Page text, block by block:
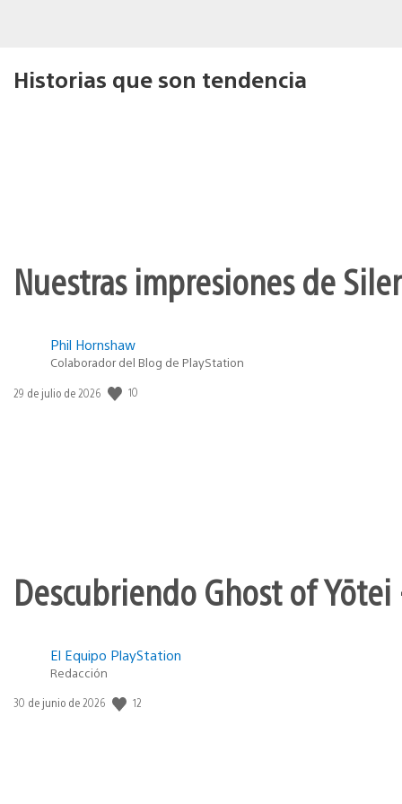
Historias que son tendencia
Nuestras impresiones de
Phil Hornshaw
Colaborador del Blog de PlayStation
Fecha
29 de julio de 2026 10
Descubriendo Ghost of
El Equipo PlayStation
Redacción
Fecha
30 de junio de 2026 12